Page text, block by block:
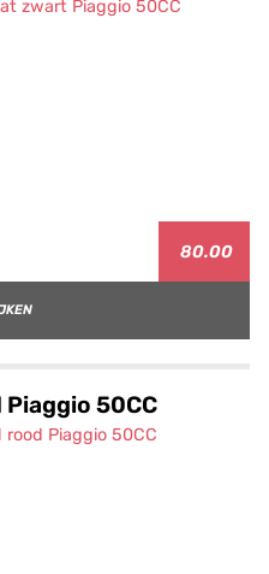
80.00
50CC